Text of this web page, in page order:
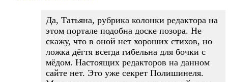
Да, Татьяна, рубрика колонки редактора на
этом портале подобна доске позора. Не
скажу, что в оной нет хороших стихов, но
ложка дёгтя всегда гибельна для бочки с
мёдом. Настоящих редакторов на данном
сайте нет. Это уже секрет Полишинеля.